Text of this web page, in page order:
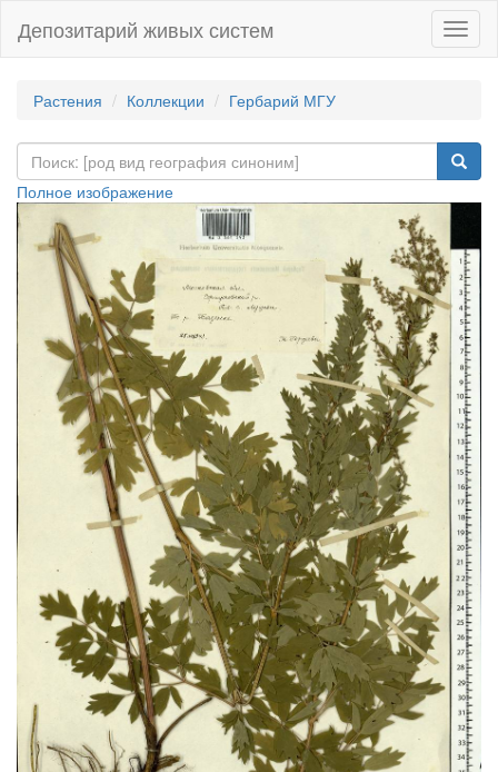
Депозитарий живых систем
Растения Коллекции Гербарий МГУ
Полное изображение